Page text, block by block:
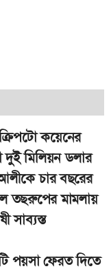
কয়েনের
দুই মিলিয়ন ডলার
চার বছরের
তছরুপের মামলায়
সাব্যস্ত
পয়সা ফেরত দিতে